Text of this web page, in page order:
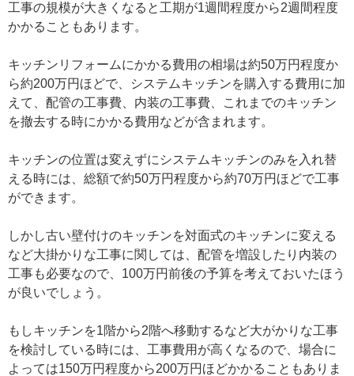
工事の規模が大きくなると工期が1週間程度から2週間程度
かかることもあります。
キッチンリフォームにかかる費用の相場は約50万円程度か
ら約200万円ほどで、システムキッチンを購入する費用に加
えて、配管の工事費、内装の工事費、これまでのキッチン
を撤去する時にかかる費用などが含まれます。
キッチンの位置は変えずにシステムキッチンのみを入れ替
える時には、総額で約50万円程度から約70万円ほどで工事
ができます。
しかし古い壁付けのキッチンを対面式のキッチンに変える
など大掛かりな工事に関しては、配管を増設したり内装の
工事も必要なので、100万円前後の予算を考えておいたほう
が良いでしょう。
もしキッチンを1階から2階へ移動するなど大がかりな工事
を検討している時には、工事費用が高くなるので、場合に
よっては150万円程度から200万円ほどかかることもありま